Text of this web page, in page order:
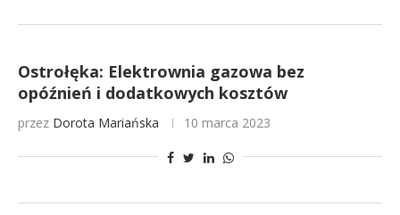
Ostrołęka: Elektrownia gazowa bez
opóźnień i dodatkowych kosztów
przez Dorota Mariańska 10 marca 2023